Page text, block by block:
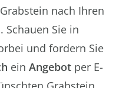
nach Ihren
Sie in
und fordern Sie
ein Angebot per E-